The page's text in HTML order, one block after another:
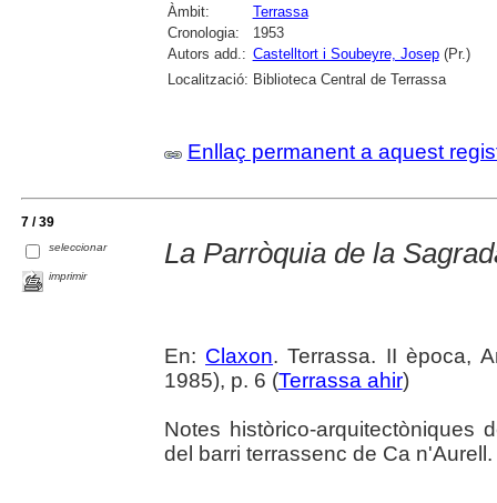
Àmbit:
Terrassa
Cronologia:
1953
Autors add.: Castelltort i Soubeyre, Josep(Pr.)
Localització: Biblioteca Central de Terrassa
Enllaç permanent a aquest
7 / 39
seleccionar
imprimir
La Parròquia de la
En: Claxon. Terrassa. II època,
1985), p. 6 (Terrassa ahir)
Notes històrico-arquitectòniques
del barri terrassenc de Ca n'Aurell.